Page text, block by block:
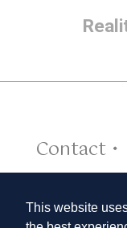
This website
Contact •
Cookies •